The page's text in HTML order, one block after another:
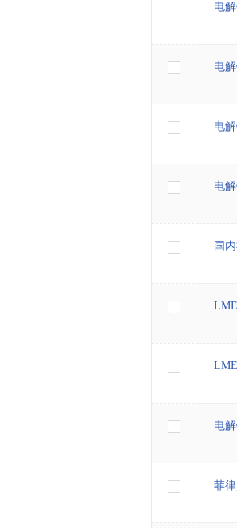
电
电
电
电
国
电
菲